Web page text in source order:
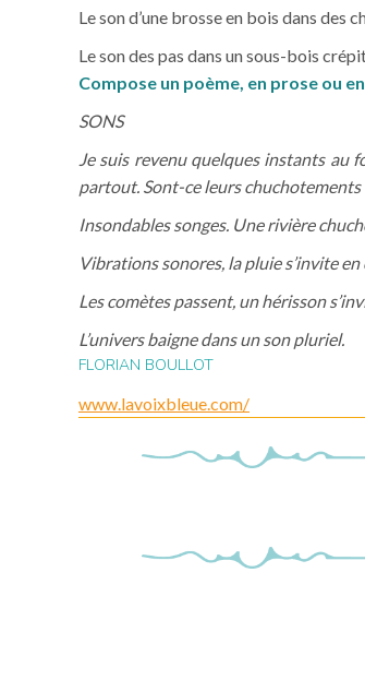
Le son d’une brosse en bois dans des
Le son des pas dans un sous-bois
Compose un poème, en prose ou
SONS
Je suis revenu quelques instants au
partout. Sont-ce leurs chuchotements
Insondables songes. Une rivière
Vibrations sonores, la pluie s’invite
Les comètes passent, un hérisson
L’univers baigne dans un son pluriel.
FLORIAN BOULLOT
www.lavoixbleue.com/